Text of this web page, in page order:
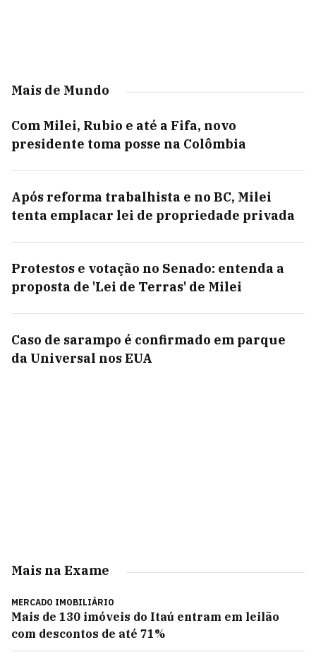
Mais de Mundo
Com Milei, Rubio e até a Fifa, novo
presidente toma posse na Colômbia
Após reforma trabalhista e no BC, Milei
tenta emplacar lei de propriedade privada
Protestos e votação no Senado: entenda a
proposta de 'Lei de Terras' de Milei
Caso de sarampo é confirmado em parque
da Universal nos EUA
Mais na Exame
MERCADO IMOBILIÁRIO
Mais de 130 imóveis do Itaú entram em leilão
com descontos de até 71%